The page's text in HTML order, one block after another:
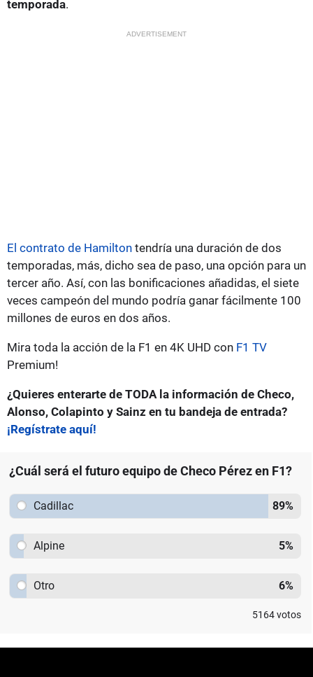
temporada.
ADVERTISEMENT
El contrato de Hamilton tendría una duración de dos
temporadas, más, dicho sea de paso, una opción para un
tercer año. Así, con las bonificaciones añadidas, el siete
veces campeón del mundo podría ganar fácilmente 100
millones de euros en dos años.
Mira toda la acción de la F1 en 4K UHD con F1 TV
Premium!
¿Quieres enterarte de TODA la información de Checo,
Alonso, Colapinto y Sainz en tu bandeja de entrada?
¡Regístrate aquí!
¿Cuál será el futuro equipo de Checo Pérez en F1?
Cadillac 89%
Alpine 5%
Otro 6%
5164votos